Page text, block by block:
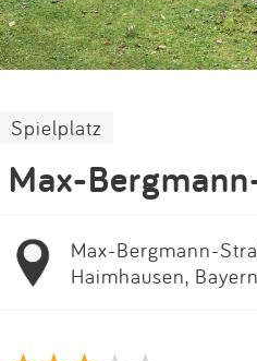
Spielplatz
Max-
Max-Bergmann-
Haimhausen,